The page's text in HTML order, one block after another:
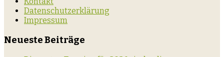
Datenschutzerklärung
Impressum
Neueste Beiträge